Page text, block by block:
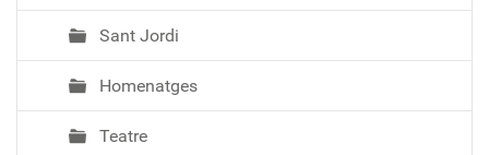
Sant Jordi
Homenatges
Teatre